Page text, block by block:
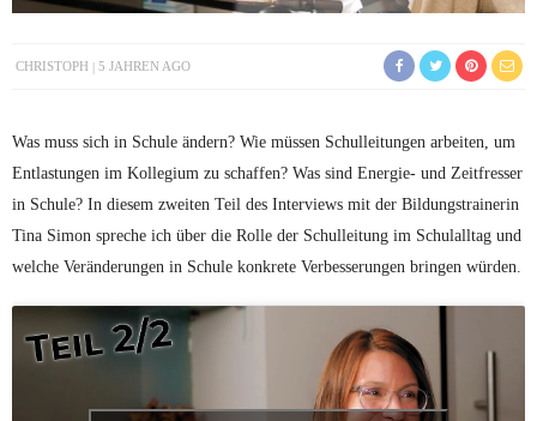
CHRISTOPH 5 JAHREN AGO
Was muss sich in Schule ändern? Wie müssen Schulleitungen arbeiten, um
Entlastungen im Kollegium zu schaffen? Was sind Energie- und Zeitfresser
in Schule? In diesem zweiten Teil des Interviews mit der Bildungstrainerin
Tina Simon spreche ich über die Rolle der Schulleitung im Schulalltag und
welche Veränderungen in Schule konkrete Verbesserungen bringen würden.